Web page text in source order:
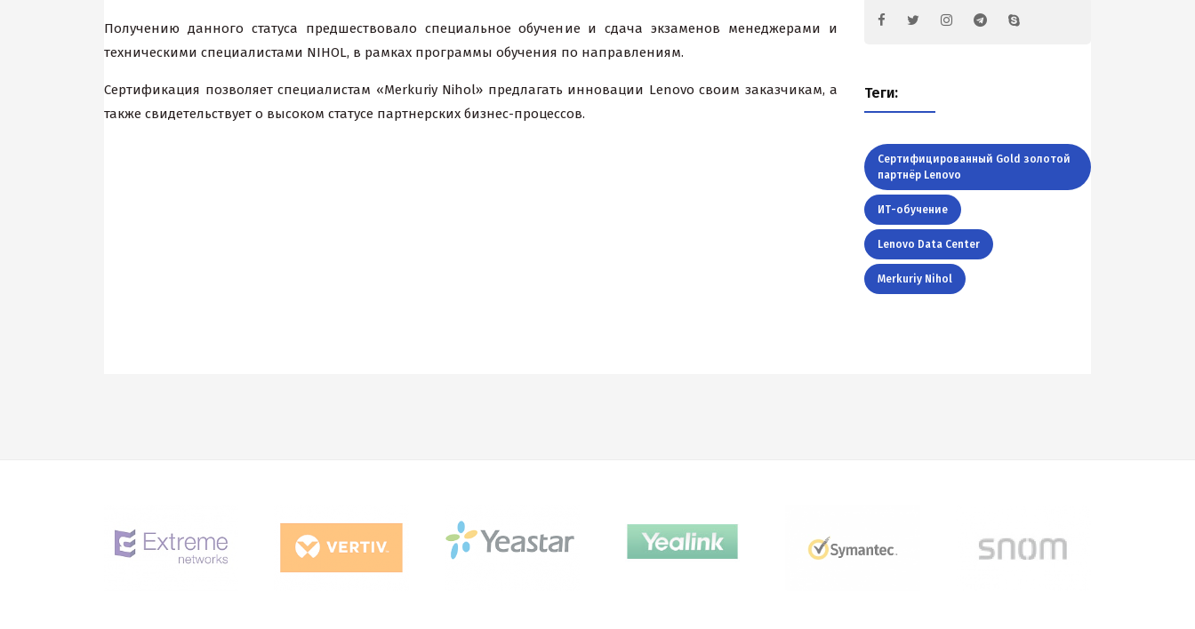
Получению данного статуса предшествовало специальное обучение и сдача экзаменов менеджерами и
техническими специалистами NIHOL, в рамках программы обучения по направлениям.
Сертификация позволяет специалистам «Merkuriy Nihol» предлагать инновации Lenovo своим заказчикам, а
также свидетельствует о высоком статусе партнерских бизнес-процессов.
Теги:
Сертифицированный Gold золотой
партнёр Lenovo
ИТ-обучение
Lenovo Data Center
Merkuriy Nihol